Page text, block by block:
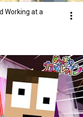
Working at a